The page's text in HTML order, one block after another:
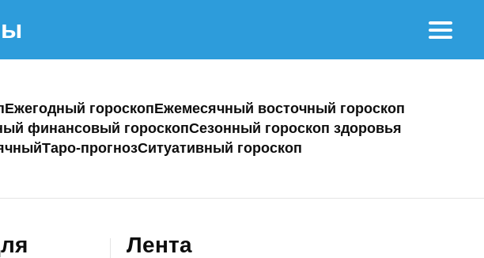
Ежегодный гороскопЕжемесячный восточный гороскоп
финансовый гороскопСезонный гороскоп здоровья
Таро-прогнозСитуативный гороскоп
Лента